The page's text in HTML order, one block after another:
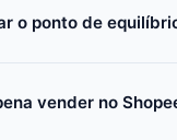
o ponto de
vender no